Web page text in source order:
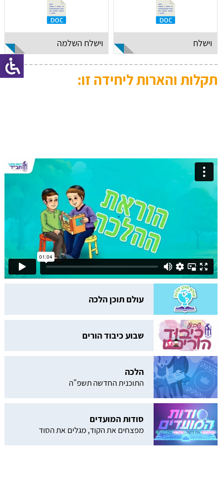
וישלח וישלח השלמה
תקלות והארות ליחידה זו:
עולם תוכן הלכה
שבוע כיבוד הורים
הלכה
התוכנית החדשה תשפ"ה
סודות המועדים
מפצחים את הקוד, מגלים את הסוד